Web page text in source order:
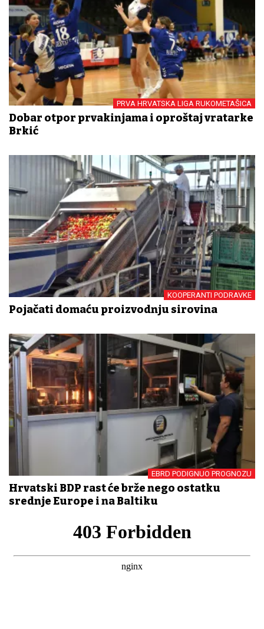
PRVA HRVATSKA LIGA RUKOMETAŠICA
Dobar otpor prvakinjama i oproštaj vratarke
Brkić
KOOPERANTI PODRAVKE
Pojačati domaću proizvodnju sirovina
EBRD PODIGNUO PROGNOZU
Hrvatski BDP rast će brže nego ostatku
srednje Europe i na Baltiku